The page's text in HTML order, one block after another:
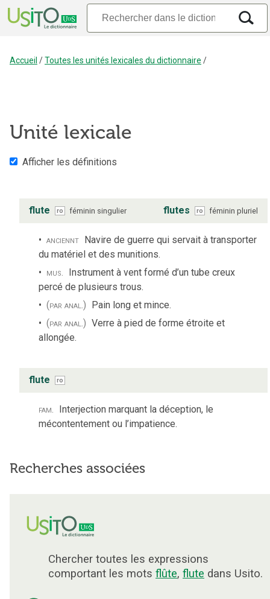
Accueil /Toutes les unités lexicales du dictionnaire /
Unité lexicale
Afficher les définitions
flute ro féminin singulier flutes ro féminin pluriel
anciennt Navire de guerre qui servait à transporter
du matériel et des munitions.
mus. Instrument à vent formé d’un tube creux
percé de plusieurs trous.
(par anal.) Pain long et mince.
(par anal.) Verre à pied de forme étroite et
allongée.
flute ro
fam. Interjection marquant la déception, le
mécontentement ou l’impatience.
Recherches associées
Chercher toutes les expressions
comportant les mots flûte, flute dans Usito.